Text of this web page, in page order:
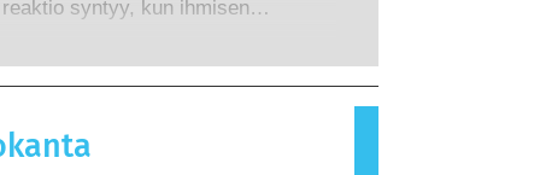
riskit, myös mahdollisesti
häiritsevät ominaisuudet.
syntyy, kun ihmisen
reagoi aineisiin, jotka ovat
ainetta kutsutaan
Kosmetiikka- ja henkilökohtaisen
tuotteet saattavat sisältää ainesosia,